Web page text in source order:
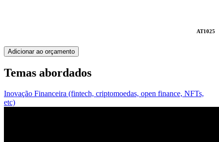
AT1025
Adicionar ao orçamento
Temas abordados
Inovação Financeira (fintech, criptomoedas, open finance, NFTs,
etc)